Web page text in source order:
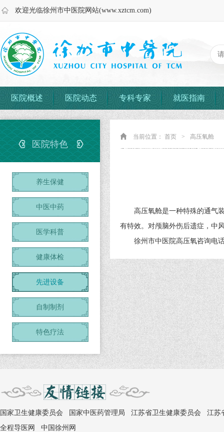
欢迎光临徐州市中医院网站(www.xztcm.com)
医院概述 医院动态 专科专家 就医指南
医院特色
养生保健
中医中药
医学科普
健康体检
先进设备
自制制剂
特色疗法
当前位置： 首页 > 高压氧舱
高压氧舱是一种特殊的通气
有特效。对颅脑外伤后遗症，中
徐州市中医院高压氧咨询电
国家卫生健康委员会 国家中医药管理局 江苏省卫生健康委员会
江苏
全程导医网
中国徐州网